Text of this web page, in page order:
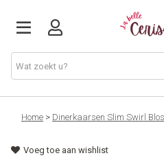
Just arrived
Juwelen & Accessoires
Home > Dinerkaarsen Slim Swirl
Voeg toe aan wishlist